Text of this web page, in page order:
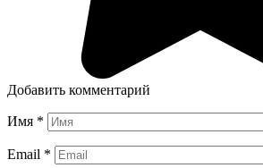
Добавить комментарий
Имя *
Email *